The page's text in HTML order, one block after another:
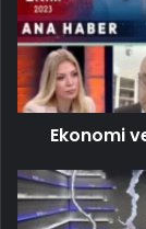
Ekonomi